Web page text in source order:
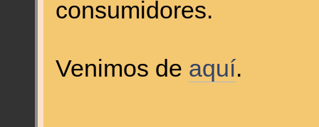
consumidores.
Venimos de aquí.